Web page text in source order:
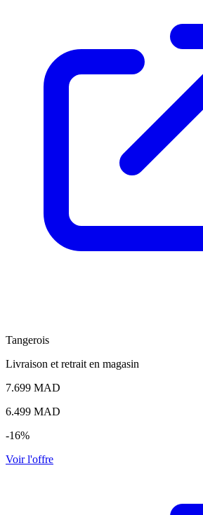
Tangerois
Livraison et retrait en magasin
7.699 MAD
6.499 MAD
-16%
Voir l'offre